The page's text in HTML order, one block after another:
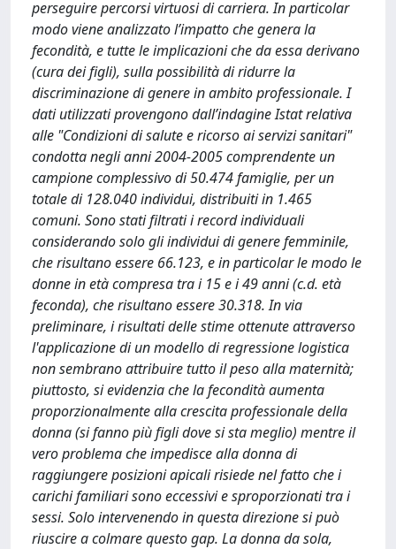
perseguire percorsi virtuosi di carriera. In particolar
modo viene analizzato l’impatto che genera la
fecondità, e tutte le implicazioni che da essa derivano
(cura dei figli), sulla possibilità di ridurre la
discriminazione di genere in ambito professionale. I
dati utilizzati provengono dall’indagine Istat relativa
alle "Condizioni di salute e ricorso ai servizi sanitari"
condotta negli anni 2004-2005 comprendente un
campione complessivo di 50.474 famiglie, per un
totale di 128.040 individui, distribuiti in 1.465
comuni. Sono stati filtrati i record individuali
considerando solo gli individui di genere femminile,
che risultano essere 66.123, e in particolar le modo le
donne in età compresa tra i 15 e i 49 anni (c.d. età
feconda), che risultano essere 30.318. In via
preliminare, i risultati delle stime ottenute attraverso
l'applicazione di un modello di regressione logistica
non sembrano attribuire tutto il peso alla maternità;
piuttosto, si evidenzia che la fecondità aumenta
proporzionalmente alla crescita professionale della
donna (si fanno più figli dove si sta meglio) mentre il
vero problema che impedisce alla donna di
raggiungere posizioni apicali risiede nel fatto che i
carichi familiari sono eccessivi e sproporzionati tra i
sessi. Solo intervenendo in questa direzione si può
riuscire a colmare questo gap. La donna da sola,